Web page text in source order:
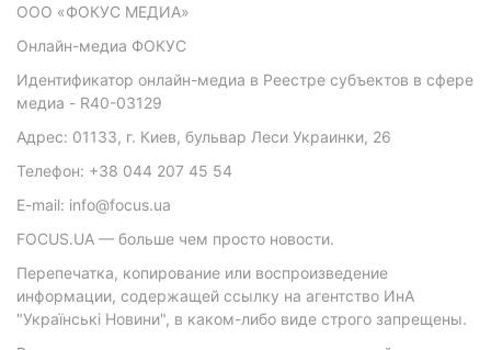
ООО «ФОКУС МЕДИА»
Онлайн-медиа ФОКУС
Идентификатор онлайн-медиа в Реестре субъектов в сфере
медиа - R40-03129
Адрес: 01133, г. Киев, бульвар Леси Украинки, 26
Телефон: +38 044 207 45 54
E-mail: info@focus.ua
FOCUS.UA — больше чем просто новости.
Перепечатка, копирование или воспроизведение
информации, содержащей ссылку на агентство ИнА
"Українські Новини", в каком-либо виде строго запрещены.